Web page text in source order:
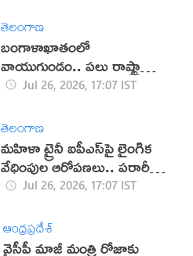
తెలంగాణ
బంగాళాఖాతంలో
వాయుగుండం.. పలు రాష్ట్రాల్లో
తీవ్ర వర్ష హెచ్చరికలు జారీ!
Jul 26, 2026, 17:07 IST
తెలంగాణ
మహిళా ట్రైనీ ఐపీఎస్‌పై లైంగిక
వేధింపుల ఆరోపణలు.. పరారీలో
ఉదయ్!Jul 26, 2026, 17:07 IST
ఆంధ్రప్రదేశ్
వైసీపీ మాజీ మంత్రి రోజాకు